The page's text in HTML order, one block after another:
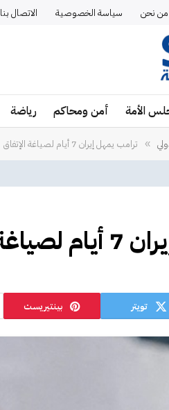
من نحن سياسة الخصوصية الاتصال بنا
الأمة أمن ومحاكم رياضة
» ترامب يمهل إيران 7 أيام لصياغة الإتفاق
تويتر بينتيريست